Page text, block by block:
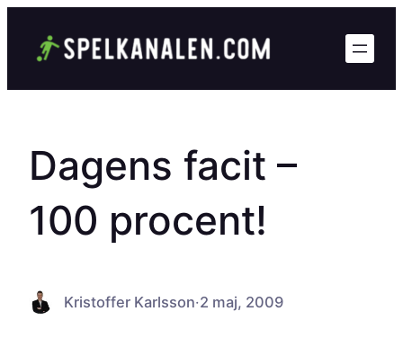
Dagens facit –
100 procent!
Kristoffer Karlsson·2 maj, 2009